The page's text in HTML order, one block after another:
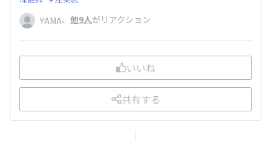
YAMA、 他9人がリアクション
いいね
共有する